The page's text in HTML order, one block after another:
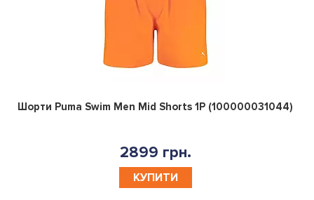
0
Шорти Puma Swim Men Mid Shorts 1P (100000031044)
2899 грн.
КУПИТИ